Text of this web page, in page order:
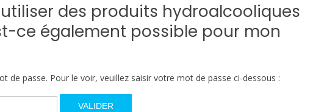
des produits hydroalcooliques
ce également possible pour mon
de passe. Pour le voir, veuillez saisir votre mot de passe ci-dessous :